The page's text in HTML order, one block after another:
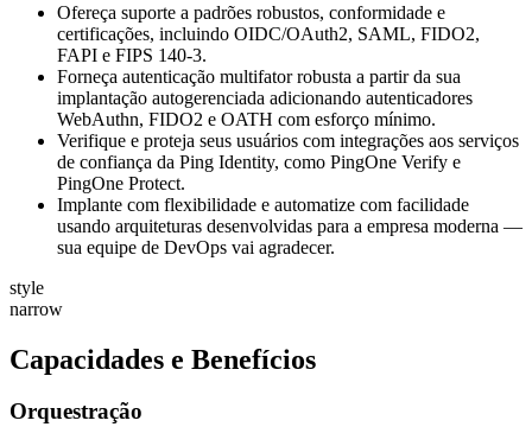
Ofereça suporte a padrões robustos, conformidade e
certificações, incluindo OIDC/OAuth2, SAML, FIDO2,
FAPI e FIPS 140-3.
Forneça autenticação multifator robusta a partir da sua
implantação autogerenciada adicionando autenticadores
WebAuthn, FIDO2 e OATH com esforço mínimo.
Verifique e proteja seus usuários com integrações aos serviços
de confiança da Ping Identity, como PingOne Verify e
PingOne Protect.
Implante com flexibilidade e automatize com facilidade
usando arquiteturas desenvolvidas para a empresa moderna —
sua equipe de DevOps vai agradecer.
style
narrow
Capacidades e Benefícios
Orquestração